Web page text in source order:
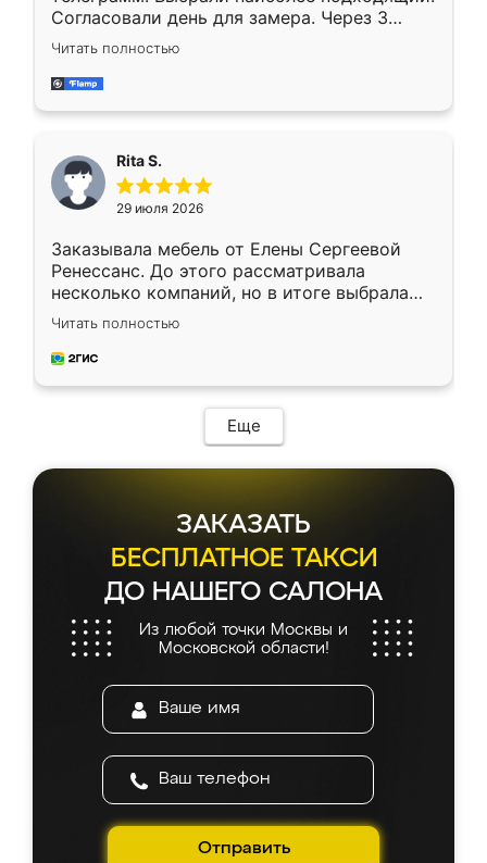
Согласовали день для замера. Через 3
недели кухня была уже готова. Остались
довольны работой. Спасибо Ренессанс
мебель за качественную работу!
Читать полностью
Rita S.
29 июля 2026
Заказывала мебель от Елены Сергеевой
Ренессанс. До этого рассматривала
несколько компаний, но в итоге выбрала
эту. Сначала обговорили условия, потом
приехал замерщик, всё спокойно объяснил
и снял размеры. Изготовили в срок, с
мебель сразу встала на свое место без
каких-либо доработок. Качеством осталась
довольна, все выглядит так, как и ожидала.
Читать полностью
Еще
ЗАКАЗАТЬ
БЕСПЛАТНОЕ ТАКСИ
ДО НАШЕГО САЛОНА
Из любой точки Москвы и
Московской области!
Отправить